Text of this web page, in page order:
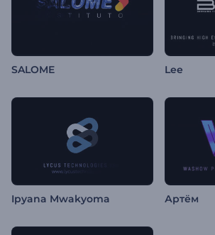
SALOME Lee
Ipyana Mwakyoma Артём